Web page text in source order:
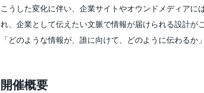
こうした変化に伴い、企業サイトやオウンドメディア
れ、企業として伝えたい文脈で情報が届けられる設計が
「どのような情報が、誰に向けて、どのように伝わる
開催概要